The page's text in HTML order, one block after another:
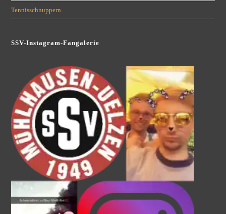
Tennisschnuppern
SSV-Instagram-Fangalerie